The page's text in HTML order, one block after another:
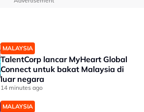
MALAYSIA
TalentCorp lancar MyHeart Global
Connect untuk bakat Malaysia di
luar negara
14 minutes ago
MALAYSIA